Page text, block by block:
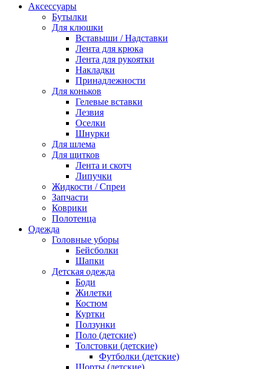
Аксессуары
Бутылки
Для клюшки
Вставыши / Надставки
Лента для крюка
Лента для рукоятки
Накладки
Принадлежности
Для коньков
Гелевые вставки
Лезвия
Оселки
Шнурки
Для шлема
Для щитков
Лента и скотч
Липучки
Жидкости / Спреи
Запчасти
Коврики
Полотенца
Одежда
Головные уборы
Бейсболки
Шапки
Детская одежда
Боди
Жилетки
Костюм
Куртки
Ползунки
Поло (детские)
Толстовки (детские)
Футболки (детские)
Шорты (детские)